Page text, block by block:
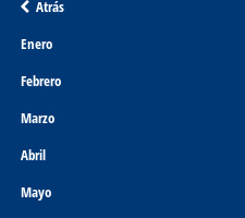
Atrás
Enero
Febrero
Marzo
Abril
Mayo